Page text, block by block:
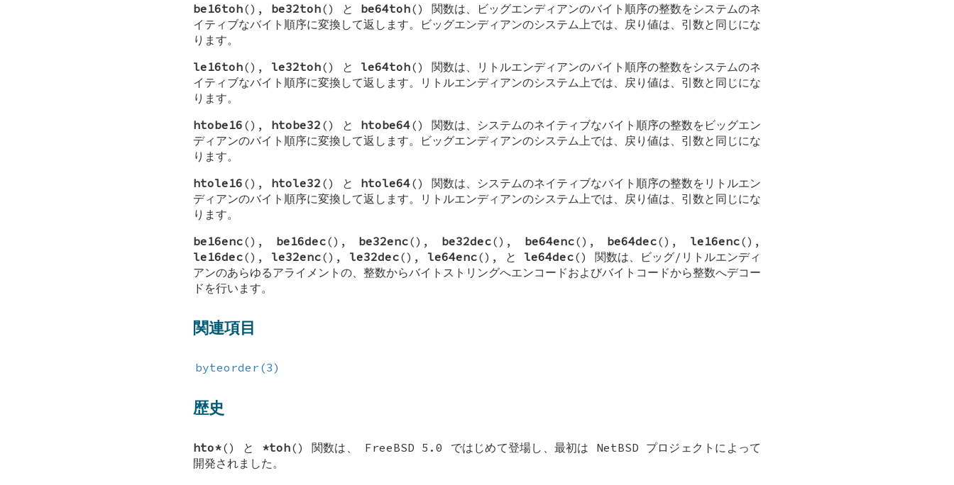
be16toh(), be32toh() と be64toh() 関数は、ビッグエンディアンのバイト順序の整数をシステムのネ
イティブなバイト順序に変換して返します。ビッグエンディアンのシステム上では、戻り値は、引数と同じにな
ります。
le16toh(), le32toh() と le64toh() 関数は、リトルエンディアンのバイト順序の整数をシステムのネ
イティブなバイト順序に変換して返します。リトルエンディアンのシステム上では、戻り値は、引数と同じにな
ります。
htobe16 (), htobe32 () と htobe64() 関数は、システムのネイティブなバイト順序の整数をビッグエン
ディアンのバイト順序に変換して返します。ビッグエンディアンのシステム上では、戻り値は、引数と同じにな
ります。
htole16 (), htole32 () と htole64() 関数は、システムのネイティブなバイト順序の整数をリトルエン
ディアンのバイト順序に変換して返します。リトルエンディアンのシステム上では、戻り値は、引数と同じにな
ります。
be16enc(), be16dec(), be32enc(), be32dec(), be64enc(), be64dec(), le16enc(),
le16dec(), le32enc(), le32dec(), le64enc(), と le64dec() 関数は、ビッグ/リトルエンディ
アンのあらゆるアライメントの、整数からバイトストリングへエンコードおよびバイトコードから整数へデコー
ドを行います。
関連項目
byteorder(3)
歴史
hto*() と *toh() 関数は、 FreeBSD 5.0 ではじめて登場し、最初は NetBSD プロジェクトによって
開発されました。